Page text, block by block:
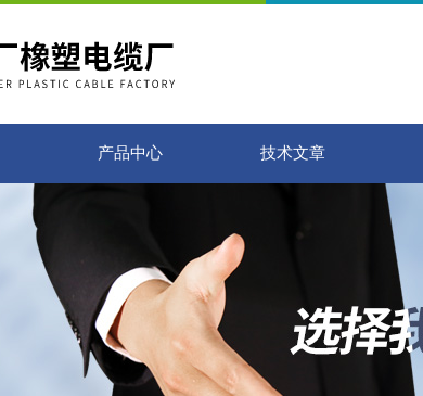
产品中心 技术文章